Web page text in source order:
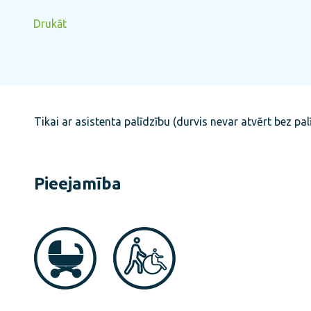
Drukāt
Tikai ar asistenta palīdzību (durvis nevar atvērt bez
Pieejamība